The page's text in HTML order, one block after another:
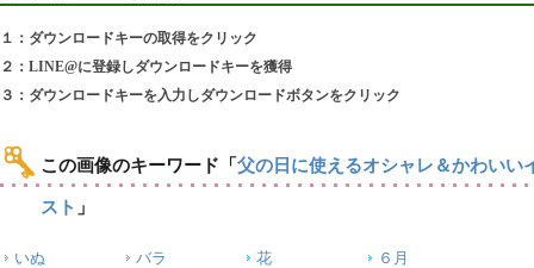
１：ダウンロードキーの取得をクリック
２：LINE@に登録しダウンロードキーを獲得
３：ダウンロードキーを入力しダウンロードボタンをクリック
この画像のキーワード 「父の日に使えるオシャレ＆かわいい
スト 」
いぬ バラ 花
６月